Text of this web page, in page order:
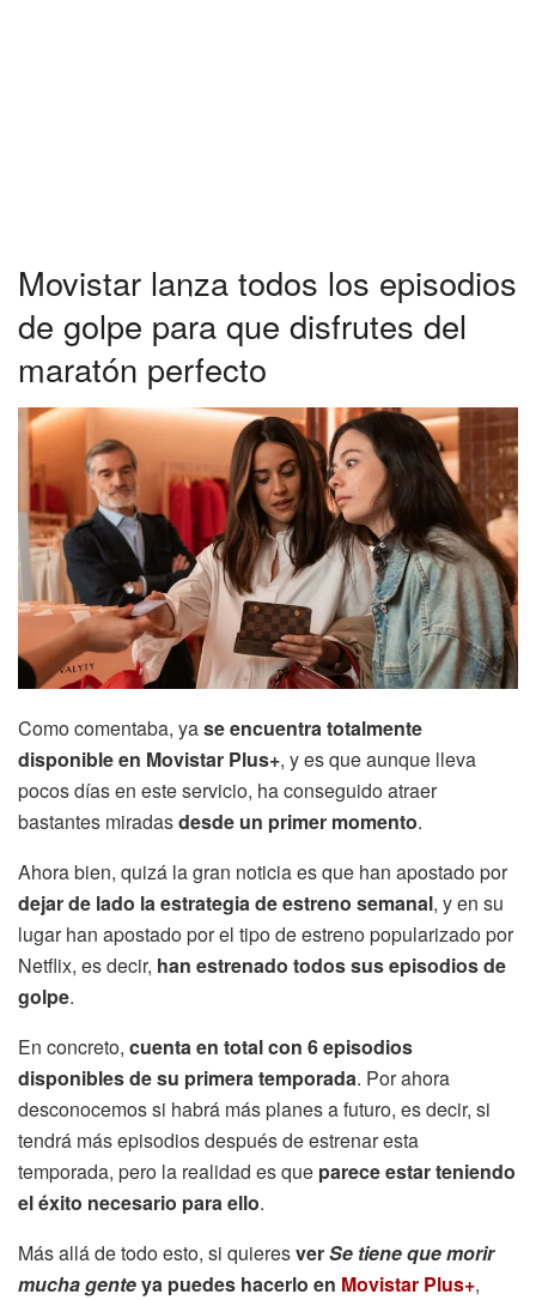
Movistar lanza todos los episodios
de golpe para que disfrutes del
maratón perfecto
Como comentaba, yase encuentra totalmente
disponible en Movistar Plus+, y es que aunque lleva
pocos días en este servicio, ha conseguido atraer
bastantes miradasdesde un primer momento.
Ahora bien, quizá la gran noticia es que han apostado por
dejar de lado la estrategia de estreno semanal, y en su
lugar han apostado por el tipo de estreno popularizado por
Netflix, es decir, han estrenado todos sus episodios de
golpe.
En concreto, cuenta en total con 6 episodios
disponibles de su primera temporada. Por ahora
desconocemos si habrá más planes a futuro, es decir, si
tendrá más episodios después de estrenar esta
temporada, pero la realidad es que parece estar teniendo
el éxito necesario para ello.
Más allá de todo esto, si quieresverSe tiene que morir
mucha genteya puedes hacerlo en Movistar Plus+,